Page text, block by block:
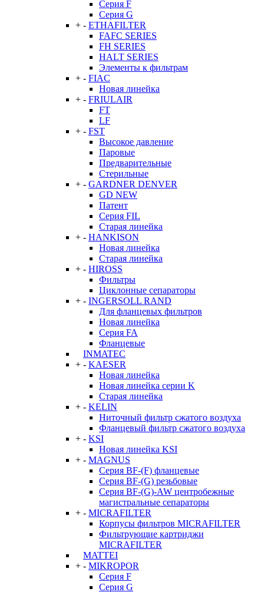
Серия F
Серия G
+ - ETHAFILTER
FAFC SERIES
FH SERIES
HALT SERIES
Элементы к фильтрам
+ - FIAC
Новая линейка
+ - FRIULAIR
FT
LF
+ - FST
Высокое давление
Паровые
Предварительные
Стерильные
+ - GARDNER DENVER
GD NEW
Патент
Серия FIL
Старая линейка
+ - HANKISON
Новая линейка
Старая линейка
+ - HIROSS
Фильтры
Циклонные сепараторы
+ - INGERSOLL RAND
Для фланцевых фильтров
Новая линейка
Серия FA
Фланцевые
INMATEC
+ - KAESER
Новая линейка
Новая линейка серии K
Старая линейка
+ - KELIN
Ниточный фильтр сжатого воздуха
Фланцевый фильтр сжатого воздуха
+ - KSI
Новая линейка KSI
+ - MAGNUS
Серия BF-(F) фланцевые
Серия BF-(G) резьбовые
Серия BF-(G)-AW центробежные
магистральные сепараторы
+ - MICRAFILTER
Корпусы фильтров MICRAFILTER
Фильтрующие картриджи
MICRAFILTER
MATTEI
+ - MIKROPOR
Серия F
Серия G